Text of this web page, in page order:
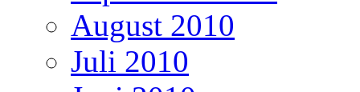
August 2010
Juli 2010